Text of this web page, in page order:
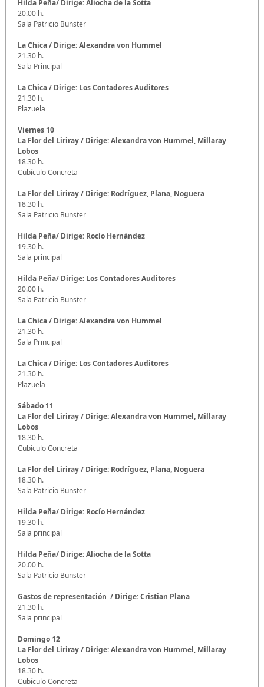
Hilda Peña/ Dirige: Aliocha de la Sotta
20.00 h.
Sala Patricio Bunster
La Chica / Dirige: Alexandra von Hummel
21.30 h.
Sala Principal
La Chica / Dirige: Los Contadores Auditores
21.30 h.
Plazuela
Viernes 10
La Flor del Liriray/ Dirige: Alexandra von Hummel, Millaray
Lobos
18.30 h.
Cubículo Concreta
La Flor del Liriray/ Dirige: Rodríguez, Plana, Noguera
18.30 h.
Sala Patricio Bunster
Hilda Peña/ Dirige: Rocío Hernández
19.30 h.
Sala principal
Hilda Peña/ Dirige: Los Contadores Auditores
20.00 h.
Sala Patricio Bunster
La Chica / Dirige: Alexandra von Hummel
21.30 h.
Sala Principal
La Chica / Dirige: Los Contadores Auditores
21.30 h.
Plazuela
Sábado 11
La Flor del Liriray/ Dirige: Alexandra von Hummel, Millaray
Lobos
18.30 h.
Cubículo Concreta
La Flor del Liriray/ Dirige: Rodríguez, Plana, Noguera
18.30 h.
Sala Patricio Bunster
Hilda Peña/ Dirige: Rocío Hernández
19.30 h.
Sala principal
Hilda Peña/ Dirige: Aliocha de la Sotta
20.00 h.
Sala Patricio Bunster
Gastos de representación / Dirige: Cristian Plana
21.30 h.
Sala principal
Domingo 12
La Flor del Liriray/ Dirige: Alexandra von Hummel, Millaray
Lobos
18.30 h.
Cubículo Concreta